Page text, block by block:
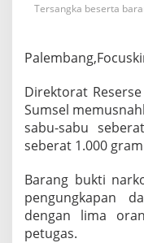
n
6
i
o
g
r
m
a
b
Tersangka beserta
Direktorat
Sumsel
sabu-sabu
seberat 1.000
Barang bukti
pengungkapan
dengan lima
petugas.